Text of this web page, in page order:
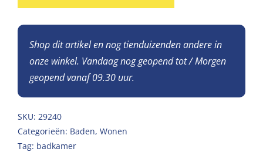
Shop dit artikel en nog tienduizenden andere in
onze winkel. Vandaag nog geopend tot / Morgen
geopend vanaf 09.30 uur.
SKU: 29240
Categorieën: Baden, Wonen
Tag: badkamer